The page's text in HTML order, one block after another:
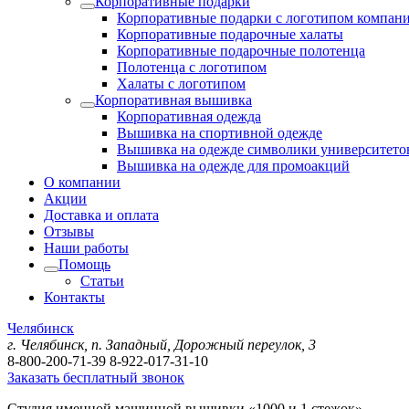
Корпоративные подарки с логотипом
Корпоративные подарочные халаты
Корпоративные подарочные полотенца
Полотенца с логотипом
Халаты с логотипом
Корпоративная вышивка
Корпоративная одежда
Вышивка на спортивной одежде
Вышивка на одежде символики
Вышивка на одежде для промоакций
О компании
Акции
Доставка и оплата
Отзывы
Наши работы
Помощь
Статьи
Контакты
Челябинск
г. Челябинск, п. Западный, Дорожный переулок, 3
8-800-200-71-39 8-922-017-31-10
Заказать бесплатный звонок